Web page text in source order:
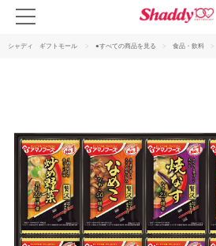
シャディ ギフトモール ●すべての商品を見る 食品・飲料